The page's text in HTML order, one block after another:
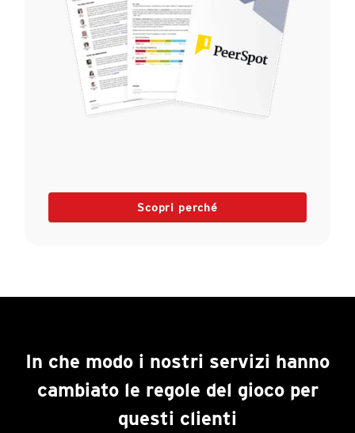
Scopri perché
In che modo i nostri servizi hanno
cambiato le regole del gioco per
questi clienti